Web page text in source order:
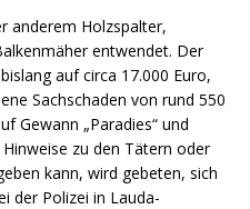
anderem Holzspalter,
entwendet. Der
auf circa 17.000 Euro,
Sachschaden von rund 550
Gewann „Paradies“ und
Hinweise zu den Tätern oder
kann, wird gebeten, sich
der Polizei in Lauda-